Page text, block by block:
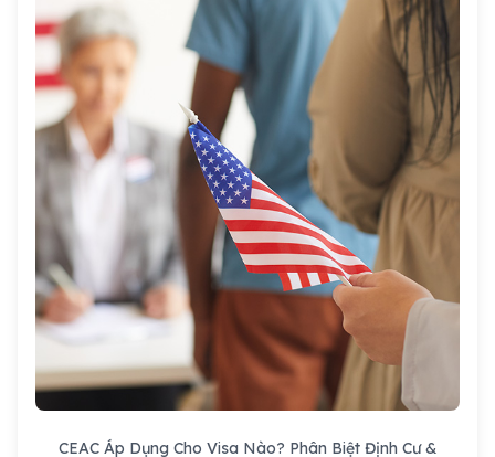
CEAC Áp Dụng Cho Visa Nào? Phân Biệt Định Cư &